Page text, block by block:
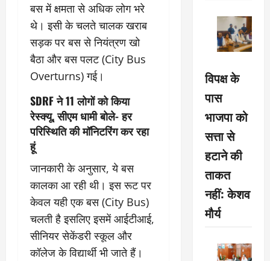
बस में क्षमता से अधिक लोग भरे
थे। इसी के चलते चालक खराब
सड़क पर बस से नियंत्रण खो
बैठा और बस पलट (City Bus
Overturns) गई।
SDRF ने 11 लोगों को किया
रेस्क्यू, सीएम धामी बोले- हर
परिस्थिति की मॉनिटरिंग कर रहा
हूं
जानकारी के अनुसार, ये बस
कालका आ रही थी। इस रूट पर
केवल यही एक बस (City Bus)
चलती है इसलिए इसमें आईटीआई,
सीनियर सेकेंडरी स्कूल और
कॉलेज के विद्यार्थी भी जाते हैं।
विपक्ष के
पास
भाजपा को
सत्ता से
हटाने की
ताकत
नहीं: केशव
मौर्य